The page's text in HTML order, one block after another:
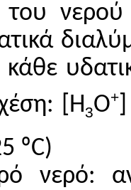
του νερού
[Η3Ο+
ºC)
νερό: